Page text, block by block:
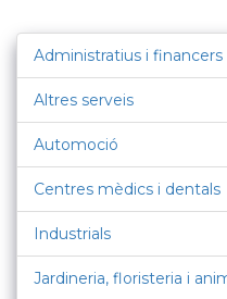
Administratius i financers
Altres serveis
Automoció
Centres mèdics i dentals
Industrials
Jardineria, floristeria i